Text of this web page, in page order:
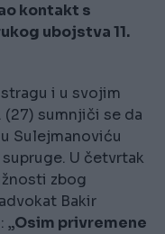
kontakt s
ubojstva 11.
i u svojim
(27) sumnjiči se da
Sulejmanoviću
U četvrtak
zbog
Bakir
„Osim privremene